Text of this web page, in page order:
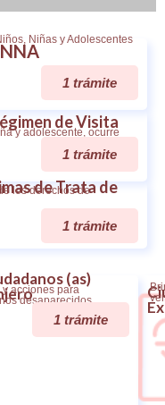
Niñas y Adolescentes
1 trámite
de Visita
y adolescente, ocurre
1 trámite
de Trata de
los derechos de
1 trámite
(as)
acciones para
desaparecidos...
1 trámite